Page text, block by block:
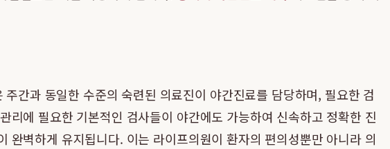
간과 동일한 수준의 숙련된 의료진이 야간진료를 담당하며, 필요한 검
에 필요한 기본적인 검사들이 야간에도 가능하여 신속하고 정확한 진
벽하게 유지됩니다. 이는 라이프의원이 환자의 편의성뿐만 아니라 의